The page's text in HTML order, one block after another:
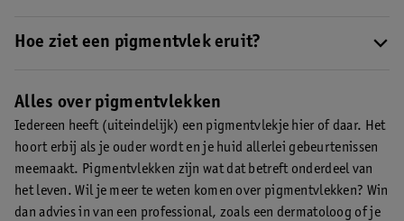
van ze af?
Dan kun je bepaalde pigmentvlekken laten
verwijderen door een specialist met behulp van lasertherapie of
lasertherapie laten verwijderen.Dit kan alleen door een
Hoe ziet een pigmentvlek eruit?
heb je donkere pigmentvlekken die meerder kleuren kunnen
hebben, bijvoorbeeld lichtbruin, donkerbruin, zwart, grijs of
blauw. Lichte pigmentvlekken kunnen licht schilferig of geheel
Alles over pigmentvlekken
Iedereen heeft (uiteindelijk) een pigmentvlekje hier of daar. Het
hoort erbij als je ouder wordt en je huid allerlei gebeurtenissen
meemaakt. Pigmentvlekken zijn wat dat betreft onderdeel van
het leven. Wil je meer te weten komen over pigmentvlekken? Win
dan advies in van een professional, zoals een dermatoloog of je